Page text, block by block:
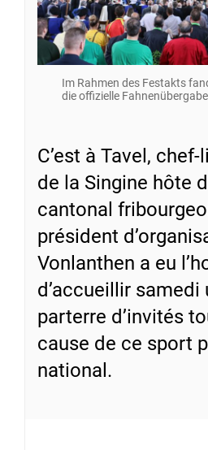
Im Rahmen des Festakts
die offizielle
C’est à Tavel,
de la Singine hôte
cantonal
président
Vonlanthen a eu
d’accueillir samedi
parterre d’invités
cause de ce sport
national.